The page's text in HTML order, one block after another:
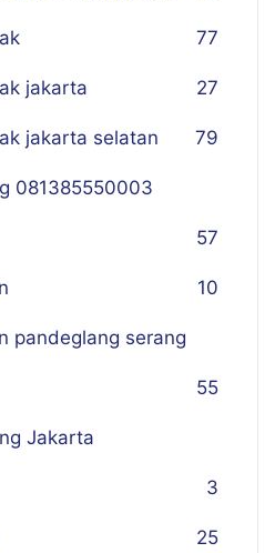
77
jakarta 27
jakarta selatan 79
081385550003
57
10
pandeglang serang
55
Jakarta
3
25